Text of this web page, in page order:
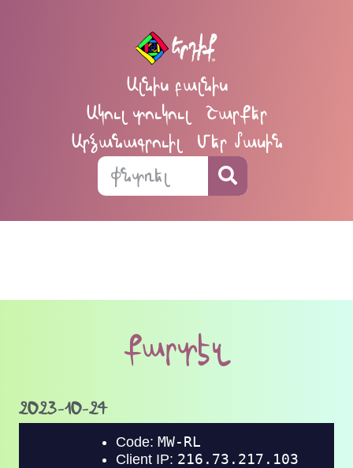
Ալնիս բալնիս
Ակուլ տուկուլ
Շարքեր
Արձանագրուիլ
Մեր մասին
քարտէզ
2023-10-24